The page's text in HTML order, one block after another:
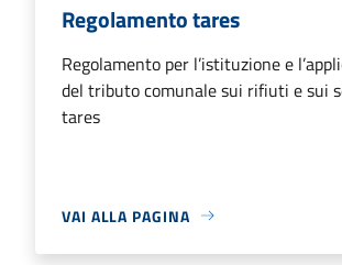
Regolamento tares
Regolamento per l’istituzione e
del tributo comunale sui rifiuti e sui
tares
VAI ALLA PAGINA